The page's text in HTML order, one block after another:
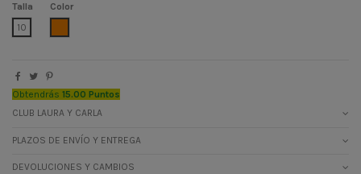
Talla
10
Color
Obtendrás 15.00 Puntos
CLUB LAURA Y CARLA
PLAZOS DE ENVÍO Y ENTREGA
DEVOLUCIONES Y CAMBIOS